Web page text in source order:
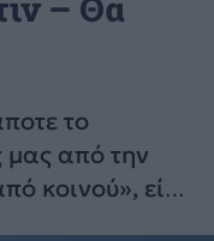
το
μας από την
κοινού», είπε